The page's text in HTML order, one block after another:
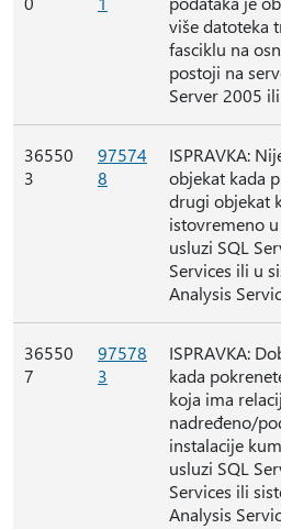
više datoteka
fasciklu na
postoji na
Server 2005
36550
3
97574
8
ISPRAVKA:
objekat kada
drugi objekat
istovremeno
usluzi SQL
Services ili u
Analysis
36550
7
97578
3
ISPRAVKA:
kada
koja ima
nadređeno/
instalacije
usluzi SQL
Services ili
Analysis